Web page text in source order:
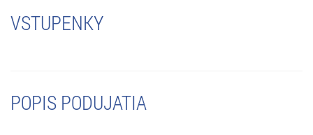
VSTUPENKY
POPIS PODUJATIA